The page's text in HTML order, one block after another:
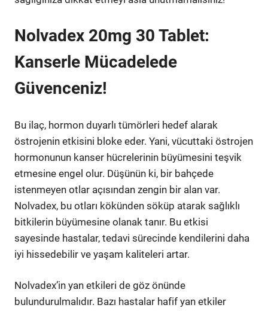
Nolvadex 20mg 30 Tablet:
Kanserle Mücadelede
Güvenceniz!
Bu ilaç, hormon duyarlı tümörleri hedef alarak
östrojenin etkisini bloke eder. Yani, vücuttaki östrojen
hormonunun kanser hücrelerinin büyümesini teşvik
etmesine engel olur. Düşünün ki, bir bahçede
istenmeyen otlar açısından zengin bir alan var.
Nolvadex, bu otları kökünden söküp atarak sağlıklı
bitkilerin büyümesine olanak tanır. Bu etkisi
sayesinde hastalar, tedavi sürecinde kendilerini daha
iyi hissedebilir ve yaşam kaliteleri artar.
Nolvadex’in yan etkileri de göz önünde
bulundurulmalıdır. Bazı hastalar hafif yan etkiler